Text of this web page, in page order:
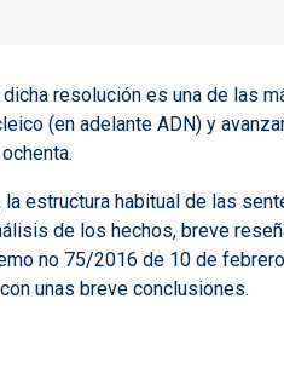
resolución es una de las
(en adelante ADN) y
estructura habitual de las
de los hechos, breve
no 75/2016 de 10 de
unas breve conclusiones.